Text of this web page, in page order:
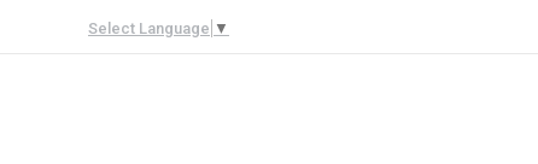
Select Language ▼